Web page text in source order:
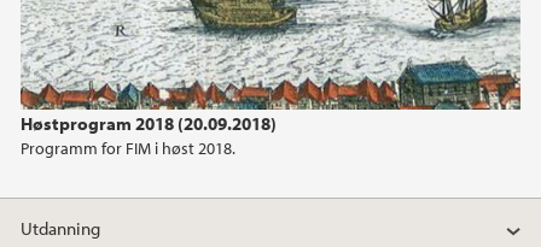
Høstprogram 2018 (20.09.2018)
Programm for FIM i høst 2018.
2016
2015
Utdanning